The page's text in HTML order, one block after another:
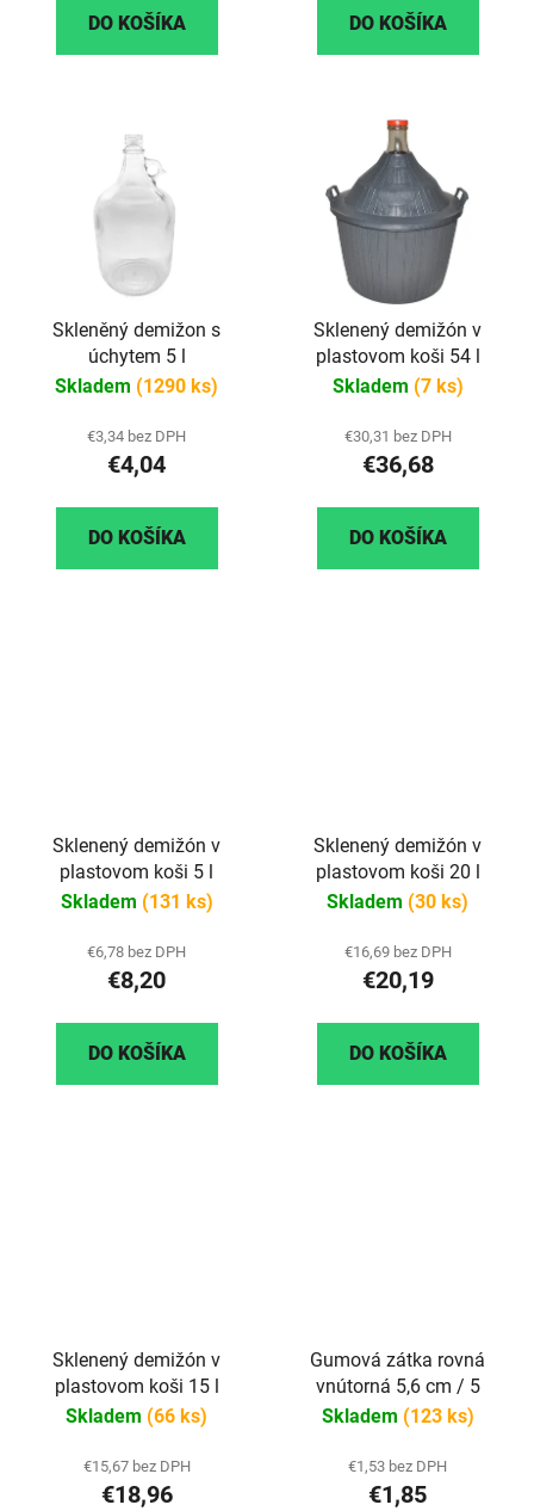
DO KOŠÍKA DO KOŠÍKA
Skleněný demižon s
úchytem 5 l
Skladem (1290 ks)
€3,34 bez DPH
€4,04
DO KOŠÍKA
Sklenený demižón v
plastovom koši 54 l
Skladem (7 ks)
€30,31 bez DPH
€36,68
DO KOŠÍKA
Sklenený demižón v
plastovom koši 5 l
Skladem (131 ks)
€6,78 bez DPH
€8,20
DO KOŠÍKA
Sklenený demižón v
plastovom koši 20 l
Skladem (30 ks)
€16,69 bez DPH
€20,19
DO KOŠÍKA
Sklenený demižón v
plastovom koši 15 l
Skladem (66 ks)
€15,67 bez DPH
€18,96
Gumová zátka rovná
vnútorná 5,6 cm / 5
Skladem (123 ks)
€1,53 bez DPH
€1,85